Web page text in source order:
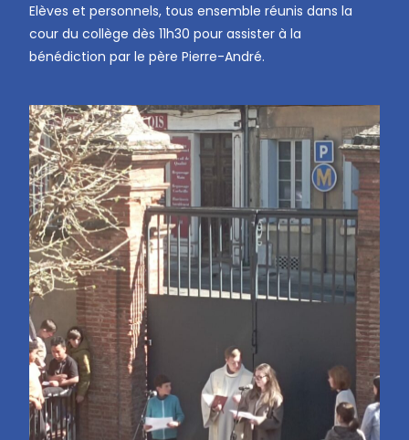
Elèves et personnels, tous ensemble réunis dans la
cour du collège dès 11h30 pour assister à la
bénédiction par le père Pierre-André.